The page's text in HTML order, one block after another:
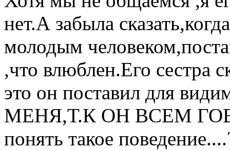
нет.А забыла
молодым
,что влюблен.Его сестра
это он поставил для
МЕНЯ,Т.К ОН ВСЕМ
понять такое